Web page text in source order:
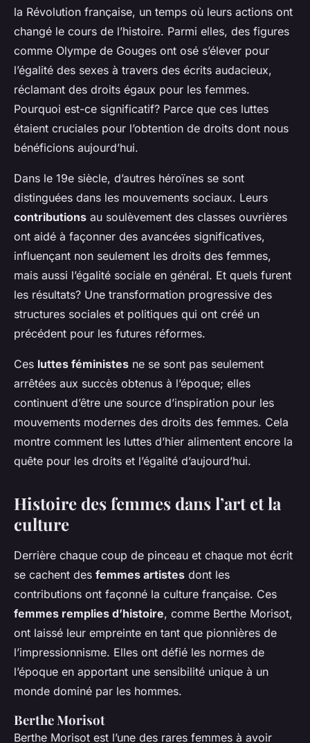
la Révolution française, un temps où leurs actions ont
changé le cours de l’histoire. Parmi elles, des figures
comme Olympe de Gouges ont osé s’élever pour
l’égalité des sexes à travers des écrits audacieux,
réclamant des droits égaux pour les femmes.
Pourquoi est-ce significatif? Parce que ces luttes
étaient cruciales pour l’obtention de droits dont nous
bénéficions aujourd’hui.
Dans le 19e siècle, d’autres héroïnes se sont
distinguées dans les mouvements sociaux. Leurs
contributions au soulèvement des classes ouvrières
ont aidé à façonner des avancées significatives,
influençant non seulement les droits des femmes,
mais aussi l’égalité sociale en général. Et quels furent
les résultats? Une transformation progressive des
structures sociales et politiques qui ont créé un
précédent pour les futures réformes.
Ces luttes féministes ne se sont pas seulement
arrêtées aux succès obtenus à l’époque; elles
continuent d’être une source d’inspiration pour les
mouvements modernes des droits des femmes. Cela
montre comment les luttes d’hier alimentent encore la
quête pour les droits et l’égalité d’aujourd’hui.
Histoire des femmes dans l’art et la
culture
Derrière chaque coup de pinceau et chaque mot écrit
se cachent des femmes artistes dont les
contributions ont façonné la culture française. Ces
femmes remplies d’histoire, comme Berthe Morisot,
ont laissé leur empreinte en tant que pionnières de
l’impressionnisme. Elles ont défié les normes de
l’époque en apportant une sensibilité unique à un
monde dominé par les hommes.
Berthe Morisot
Berthe Morisot est l’une des rares femmes à avoir